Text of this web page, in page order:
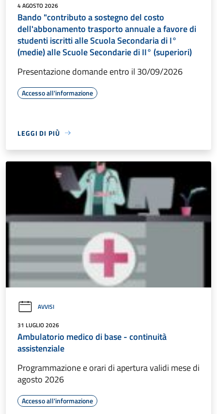
4 AGOSTO 2026
Bando "contributo a sostegno del costo
dell'abbonamento trasporto annuale a favore di
studenti iscritti alle Scuola Secondaria di I°
(medie) alle Scuole Secondarie di II° (superiori)
Presentazione domande entro il 30/09/2026
Accesso all'informazione
LEGGI DI PIÙ
AVVISI
31 LUGLIO 2026
Ambulatorio medico di base - continuità
assistenziale
Programmazione e orari di apertura validi mese di
agosto 2026
Accesso all'informazione